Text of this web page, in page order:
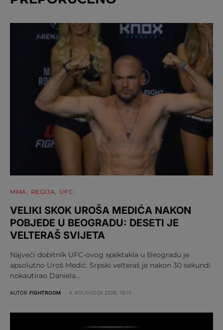
MMA REGIJA UFC
VELIKI SKOK UROŠA MEDIĆA NAKON
POBJEDE U BEOGRADU: DESETI JE
VELTERAŠ SVIJETA
Najveći dobitnik UFC-ovog spektakla u Beogradu je
apsolutno Uroš Medić. Srpski velteraš je nakon 30 sekundi
nokautirao Daniela…
AUTOR FIGHTROOM 4. KOLOVOZA 2026. 16:11